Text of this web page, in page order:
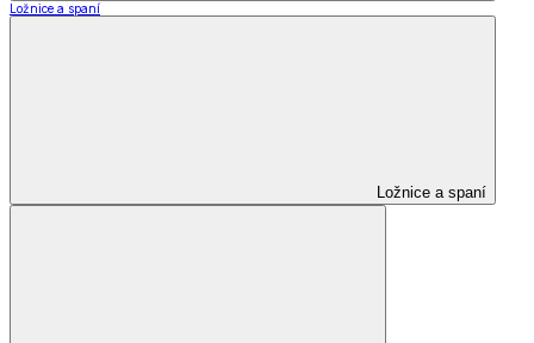
Ložnice a spaní
Ložnice a spaní